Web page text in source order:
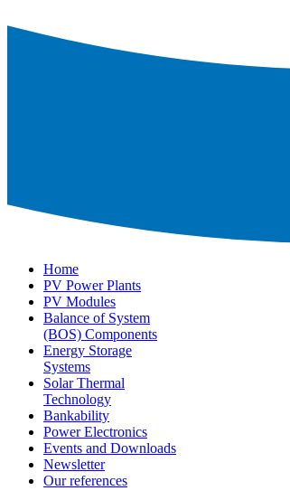
Home
PV Power Plants
PV Modules
Balance of System
(BOS) Components
Energy Storage
Systems
Solar Thermal
Technology
Bankability
Power Electronics
Events and Downloads
Newsletter
Our references